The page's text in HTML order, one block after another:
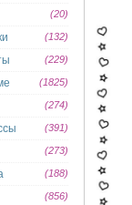
(20)
(132)
(229)
(1825)
(274)
(391)
(273)
(188)
(856)